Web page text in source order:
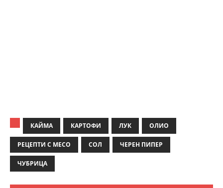
КАЙМА КАРТОФИ ЛУК ОЛИО
РЕЦЕПТИ С МЕСО СОЛ ЧЕРЕН ПИПЕР
ЧУБРИЦА